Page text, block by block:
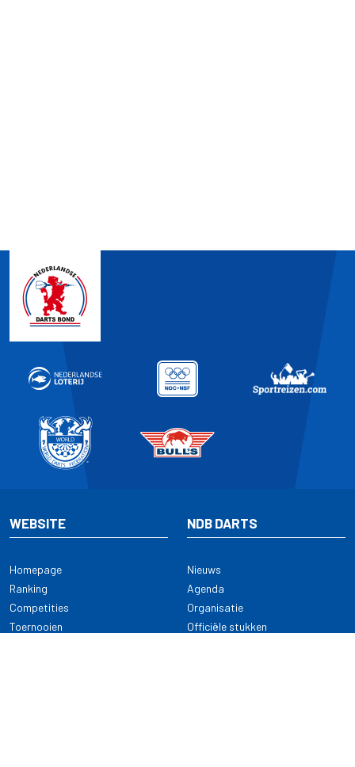
WEBSITE
Homepage
Ranking
Competities
Toernooien
NDB DARTS
Nieuws
Agenda
Organisatie
Officiële stukken